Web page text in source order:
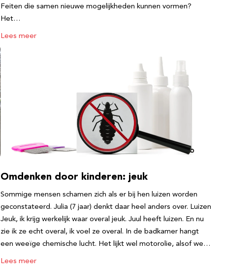
Feiten die samen nieuwe mogelijkheden kunnen vormen?
Het…
Lees meer
Omdenken door kinderen: jeuk
Sommige mensen schamen zich als er bij hen luizen worden
geconstateerd. Julia (7 jaar) denkt daar heel anders over. Luizen
Jeuk, ik krijg werkelijk waar overal jeuk. Juul heeft luizen. En nu
zie ik ze echt overal, ik voel ze overal. In de badkamer hangt
een weeïge chemische lucht. Het lijkt wel motorolie, alsof we…
Lees meer